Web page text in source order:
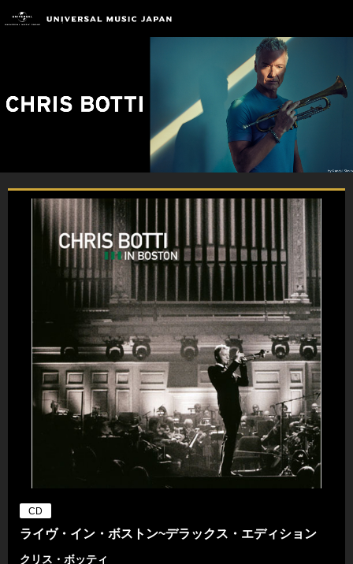
CD
ライヴ・イン・ボストン~デラックス・エディション
クリス・ボッティ